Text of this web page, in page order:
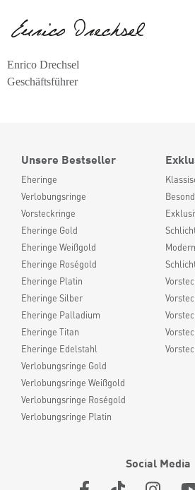
Enrico Drechsel
Geschäftsführer
Unsere Bestseller
Eheringe
Verlobungsringe
Vorsteckringe
Eheringe Gold
Eheringe Weißgold
Eheringe Roségold
Eheringe Platin
Eheringe Silber
Eheringe Palladium
Eheringe Titan
Eheringe Edelstahl
Verlobungsringe Gold
Verlobungsringe Weißgold
Verlobungsringe Roségold
Verlobungsringe Platin
Social Media